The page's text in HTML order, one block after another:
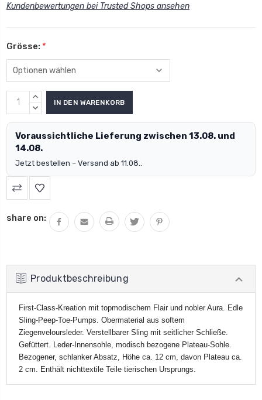
Kundenbewertungen bei Trusted Shops ansehen
Grösse: *
MENGE
ERHÖHEN:
MENGE
Voraussichtliche Lieferung zwischen 13.08. und
14.08.
Jetzt bestellen – Versand ab 11.08..
share on:
Produktbeschreibung
First-Class-Kreation mit topmodischem Flair und nobler Aura. Edle
Sling-Peep-Toe-Pumps. Obermaterial aus softem
Ziegenveloursleder. Verstellbarer Sling mit seitlicher Schließe.
Gefüttert. Leder-Innensohle, modisch bezogene Plateau-Sohle.
Bezogener, schlanker Absatz, Höhe ca. 12 cm, davon Plateau ca.
2 cm. Enthält nichttextile Teile tierischen Ursprungs.